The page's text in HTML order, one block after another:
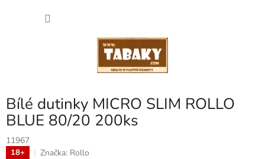
Bílé dutinky MICRO SLIM ROLLO
BLUE 80/20 200ks
11967
18+ Značka: Rollo